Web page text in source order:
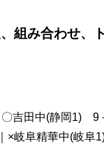
組み合わせ、
〇吉田中(静岡1)
×岐阜精華中(岐